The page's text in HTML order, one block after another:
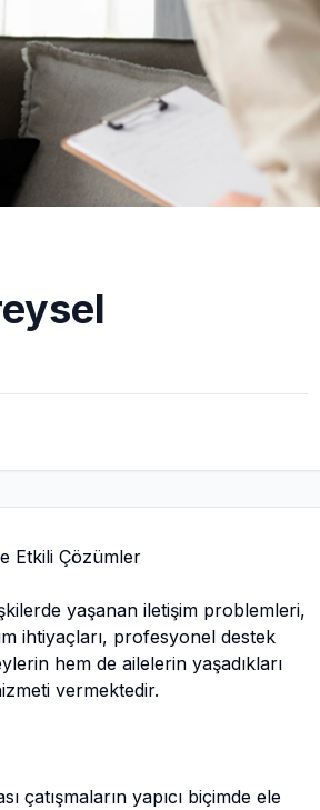
Etkili Çözümler
yaşanan iletişim problemleri,
ihtiyaçları, profesyonel destek
hem de ailelerin yaşadıkları
vermektedir.
çatışmaların yapıcı biçimde ele